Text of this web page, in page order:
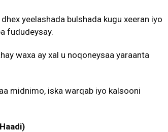
yeelashada bulshada kugu xeeran iyo
fududeysay.
waxa ay xal u noqoneysaa yaraanta
midnimo, iska warqab iyo kalsooni